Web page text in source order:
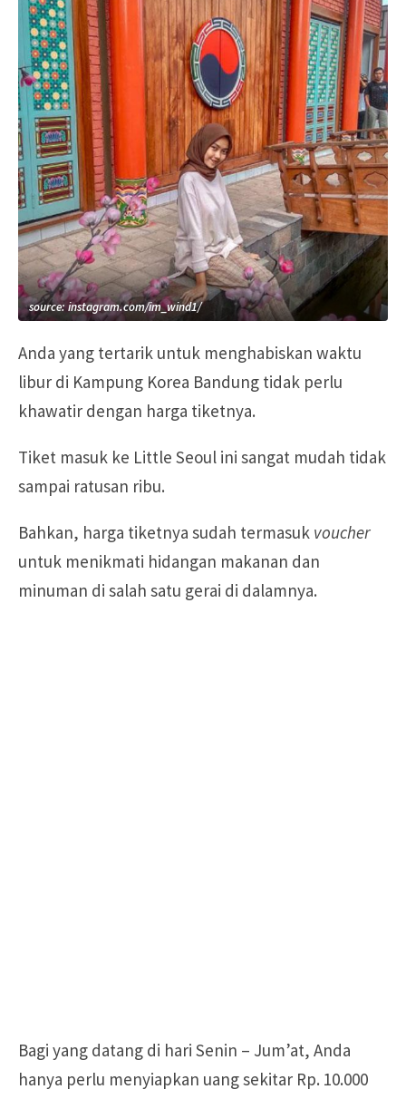
source: instagram.com/im_wind1/
Anda yang tertarik untuk menghabiskan waktu
libur di Kampung Korea Bandung tidak perlu
khawatir dengan harga tiketnya.
Tiket masuk ke Little Seoul ini sangat mudah tidak
sampai ratusan ribu.
Bahkan, harga tiketnya sudah termasuk voucher
untuk menikmati hidangan makanan dan
minuman di salah satu gerai di dalamnya.
Bagi yang datang di hari Senin – Jum’at, Anda
hanya perlu menyiapkan uang sekitar Rp. 10.000